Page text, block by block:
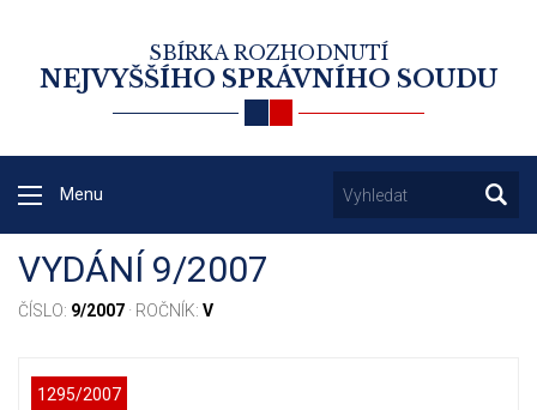
SBÍRKA ROZHODNUTÍ
NEJVYŠŠÍHO SPRÁVNÍHO SOUDU
Menu
VYDÁNÍ 9/2007
ČÍSLO: 9/2007 · ROČNÍK: V
1295/2007